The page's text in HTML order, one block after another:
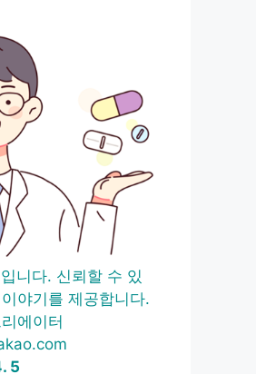
입니다. 신뢰할 수 있
야기를 제공합니다.
에이터
5